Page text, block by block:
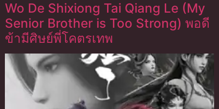
Wo De Shixiong Tai Qiang Le (My
Senior Brother is Too Strong) พอดี
ข้ามีศิษย์พี่โคตรเทพ